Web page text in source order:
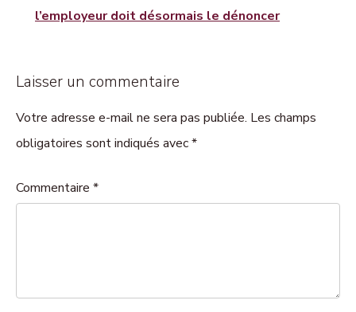
l’employeur doit désormais le dénoncer
Laisser un commentaire
Votre adresse e-mail ne sera pas publiée. Les champs
obligatoires sont indiqués avec *
Commentaire *